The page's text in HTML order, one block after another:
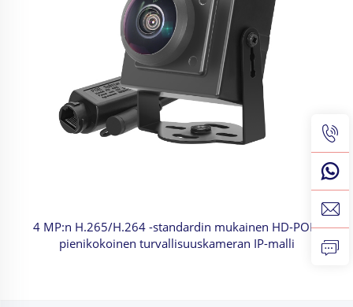
4 MP:n H.265/H.264 -standardin mukainen HD-POE-
pienikokoinen turvallisuuskameran IP-malli